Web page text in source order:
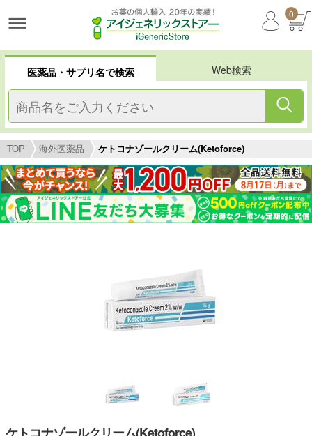
0
医薬品・サプリ名で検索 Web検索
TOP 海外医薬品 ケトコナゾールクリーム(Ketoforce)